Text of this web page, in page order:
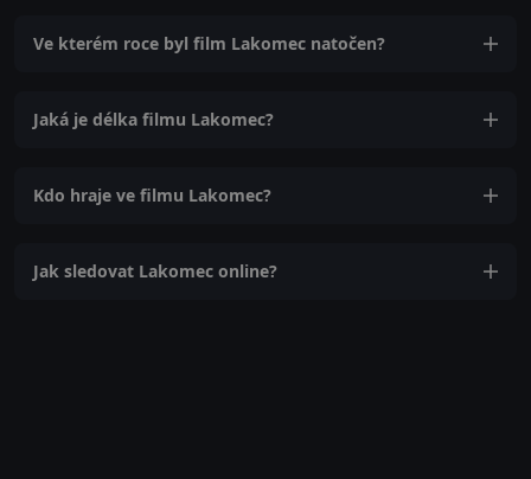
Ve kterém roce byl film Lakomec natočen?
Jaká je délka filmu Lakomec?
Kdo hraje ve filmu Lakomec?
Jak sledovat Lakomec online?